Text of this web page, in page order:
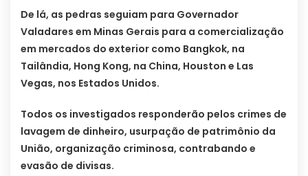
De lá, as pedras seguiam para Governador
Valadares em Minas Gerais para a comercialização
em mercados do exterior como Bangkok, na
Tailândia, Hong Kong, na China, Houston e Las
Vegas, nos Estados Unidos.
Todos os investigados responderão pelos crimes de
lavagem de dinheiro, usurpação de patrimônio da
União, organização criminosa, contrabando e
evasão de divisas.